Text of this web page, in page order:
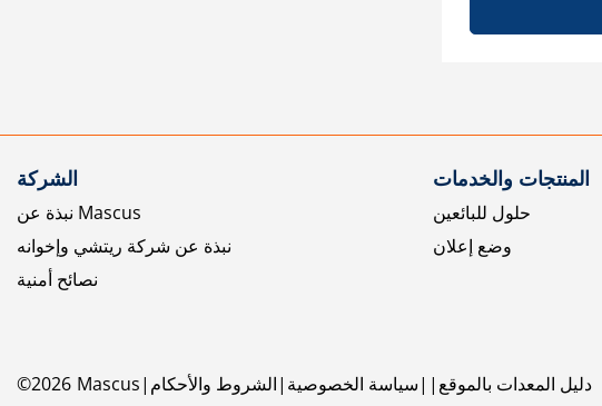
الشركة
نبذة عن Mascus
نبذة عن شركة ريتشي وإخوانه
نصائح أمنية
المنتجات والخدمات
حلول للبائعين
وضع إعلان
©2026 Mascus الشروط والأحكام سياسة الخصوصية دليل المعدات بالموقع